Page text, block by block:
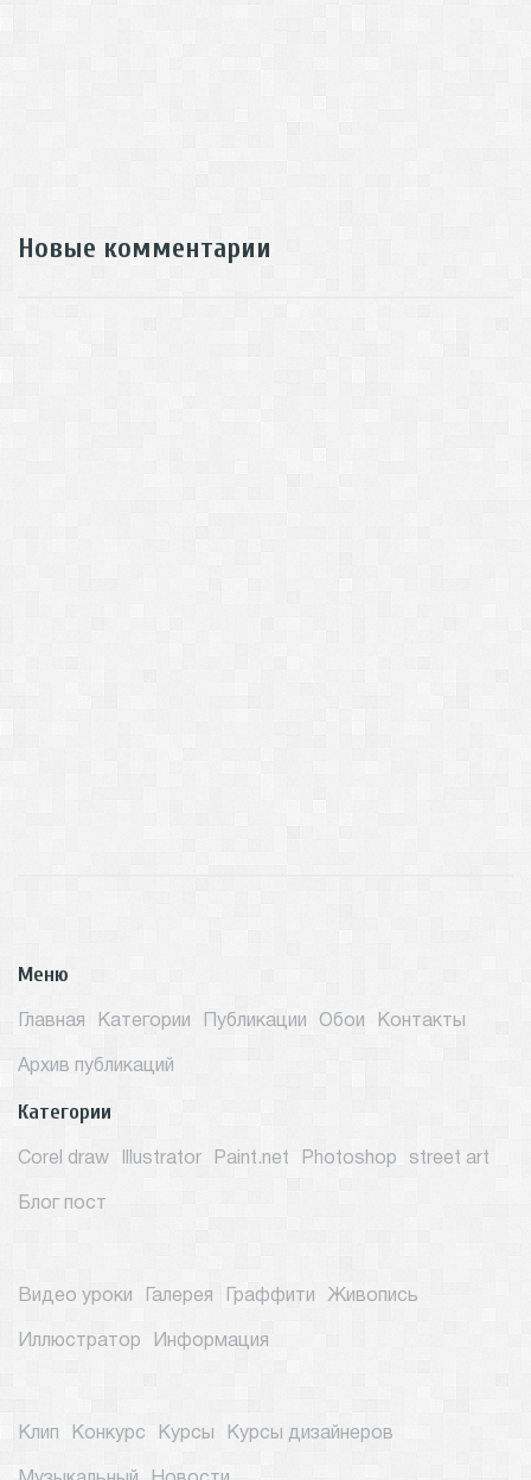
Новые комментарии
Меню
Главная Категории Публикации Обои Контакты
Архив публикаций
Категории
Corel draw Illustrator Paint.net Photoshop street art
Блог пост
Видео уроки Галерея Граффити Живопись
Иллюстратор Информация
Клип Конкурс Курсы Курсы дизайнеров